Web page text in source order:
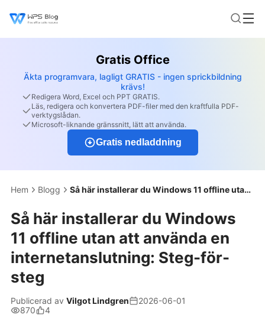
Gratis Office
Äkta programvara, lagligt GRATIS - ingen sprickbildning
krävs!
Redigera Word, Excel och PPT GRATIS.
Läs, redigera och konvertera PDF-filer med den kraftfulla PDF-
verktygslådan.
Microsoft-liknande gränssnitt, lätt att använda.
Gratis nedladdning
Hem Blogg Så här installerar du Windows 11 offline utan att använda en internetanslutning: Steg-för-steg
Så här installerar du Windows
11 offline utan att använda en
internetanslutning: Steg-för-
steg
Publicerad av Vilgot Lindgren
2026-06-01
870
4